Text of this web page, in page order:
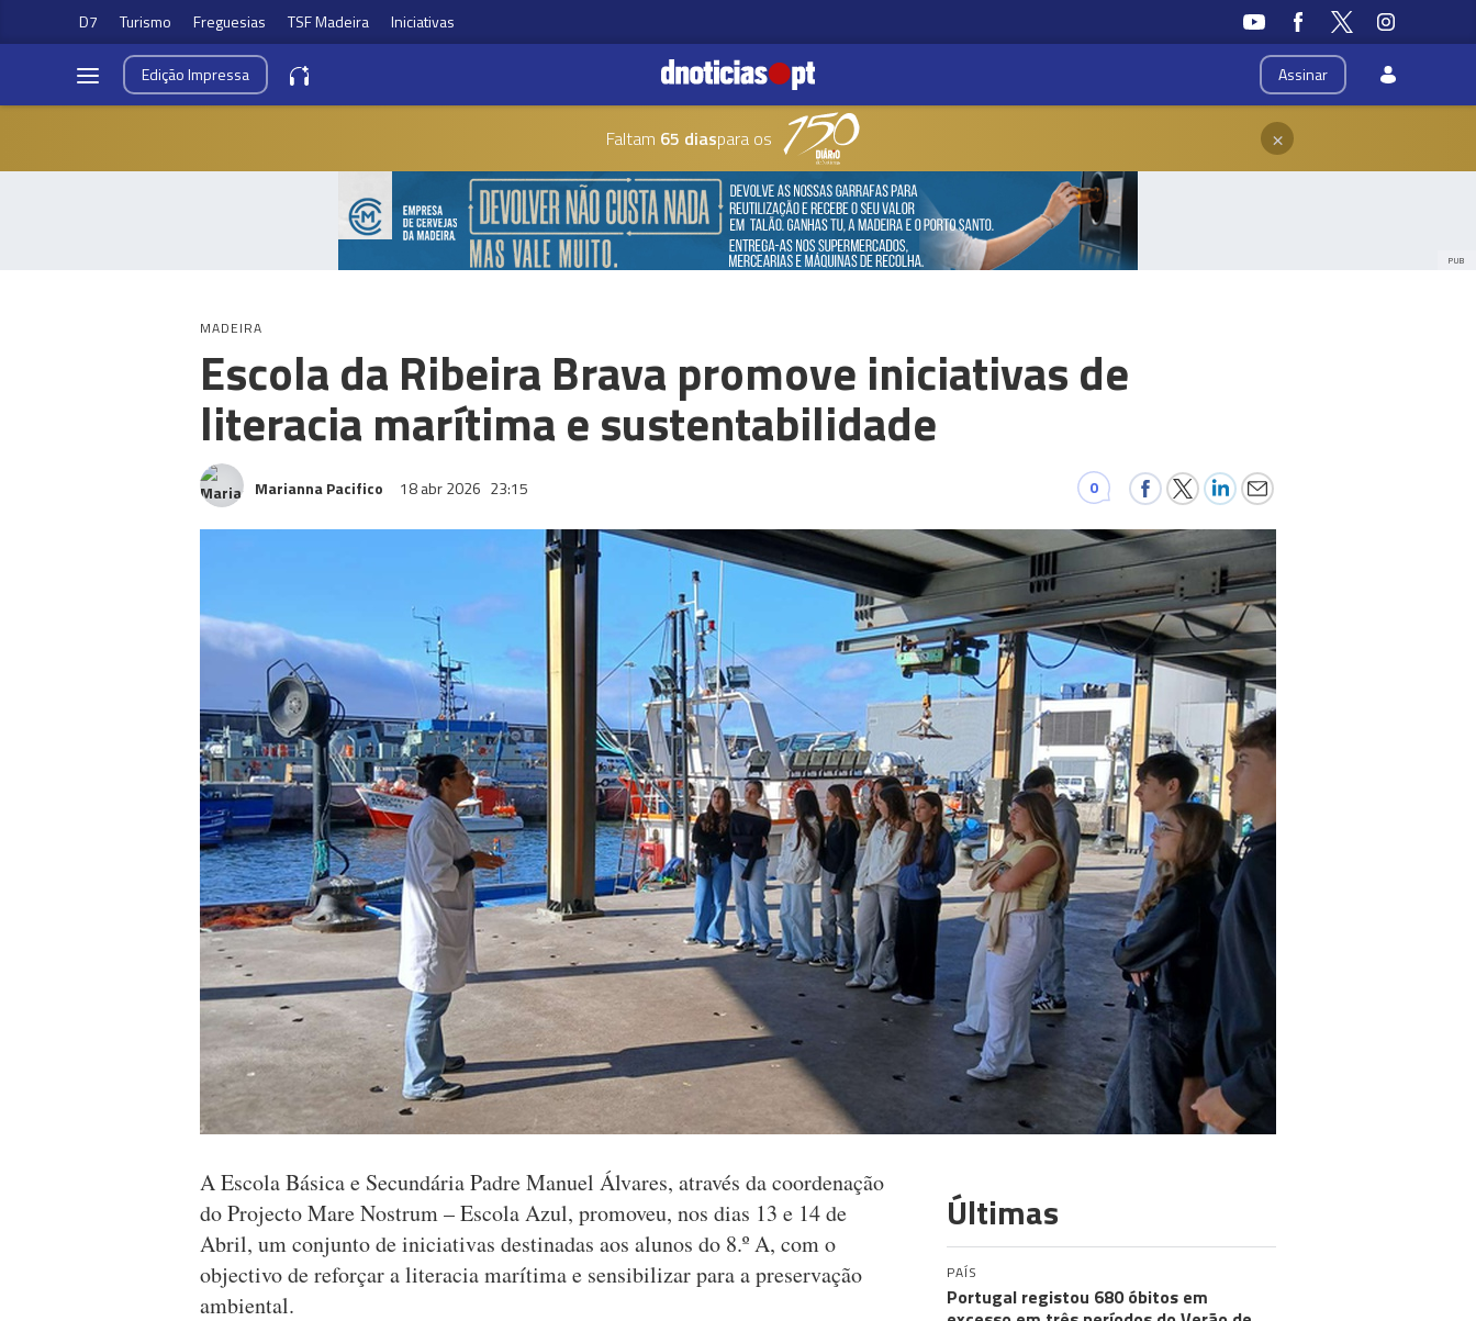
D7 Turismo Freguesias TSF Madeira Iniciativas
Assinar
EdiçãoImpressa
Faltam 65 diaspara os ×
PUB
MADEIRA
Escola da Ribeira Brava promove iniciativas de
literacia marítima e sustentabilidade
Marianna Pacifico 18 abr 2026 23:15 0
A Escola Básica e Secundária Padre Manuel Álvares, através da coordenação
do Projecto Mare Nostrum – Escola Azul, promoveu, nos dias 13 e 14 de
Abril, um conjunto de iniciativas destinadas aos alunos do 8.º A, com o
objectivo de reforçar a literacia marítima e sensibilizar para a preservação
ambiental.
Últimas
PAÍS
Portugal registou 680 óbitos em